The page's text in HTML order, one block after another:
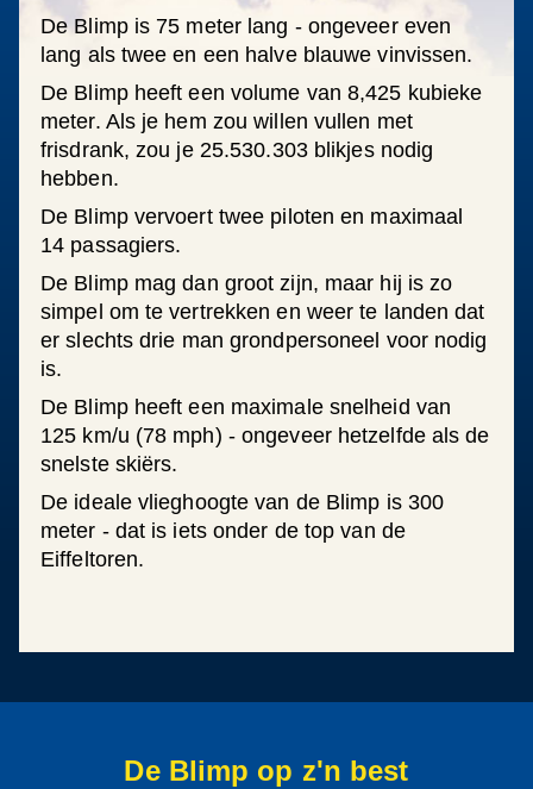
De Blimp is 75 meter lang - ongeveer even
lang als twee en een halve blauwe vinvissen.
De Blimp heeft een volume van 8,425 kubieke
meter. Als je hem zou willen vullen met
frisdrank, zou je 25.530.303 blikjes nodig
hebben.
De Blimp vervoert twee piloten en maximaal
14 passagiers.
De Blimp mag dan groot zijn, maar hij is zo
simpel om te vertrekken en weer te landen dat
er slechts drie man grondpersoneel voor nodig
is.
De Blimp heeft een maximale snelheid van
125 km/u (78 mph) - ongeveer hetzelfde als de
snelste skiërs.
De ideale vlieghoogte van de Blimp is 300
meter - dat is iets onder de top van de
Eiffeltoren.
De Blimp op z'n best